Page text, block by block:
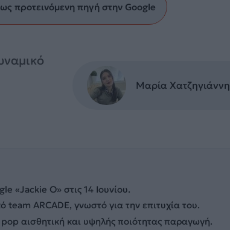
προτεινόμενη πηγή στην Google
Μαρία Χατζηγιάννη
«Jackie O» στις 14 Ιουνίου.
ARCADE, γνωστό για την επιτυχία του.
αισθητική και υψηλής ποιότητας παραγωγή.